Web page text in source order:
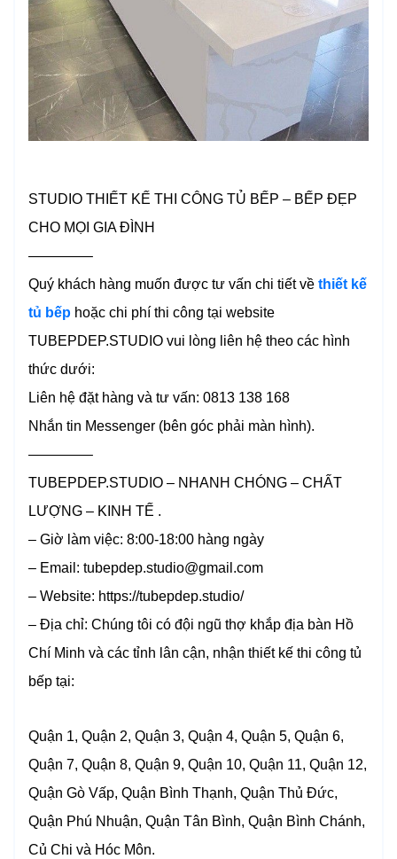
STUDIO THIẾT KẾ THI CÔNG TỦ BẾP – BẾP ĐẸP
CHO MỌI GIA ĐÌNH
————–
Quý khách hàng muốn được tư vấn chi tiết về thiết kế
tủ bếp hoặc chi phí thi công tại website
TUBEPDEP.STUDIO vui lòng liên hệ theo các hình
thức dưới:
Liên hệ đặt hàng và tư vấn: 0813 138 168
Nhắn tin Messenger (bên góc phải màn hình).
————–
TUBEPDEP.STUDIO – NHANH CHÓNG – CHẤT
LƯỢNG – KINH TẾ .
– Giờ làm việc: 8:00-18:00 hàng ngày
– Email: tubepdep.studio@gmail.com
– Website: https://tubepdep.studio/
– Địa chỉ: Chúng tôi có đội ngũ thợ khắp địa bàn Hồ
Chí Minh và các tỉnh lân cận, nhận thiết kế thi công tủ
bếp tại:
Quận 1, Quận 2, Quận 3, Quận 4, Quận 5, Quận 6,
Quận 7, Quận 8, Quận 9, Quận 10, Quận 11, Quận 12,
Quận Gò Vấp, Quận Bình Thạnh, Quận Thủ Đức,
Quận Phú Nhuận, Quận Tân Bình, Quận Bình Chánh,
Củ Chi và Hóc Môn.